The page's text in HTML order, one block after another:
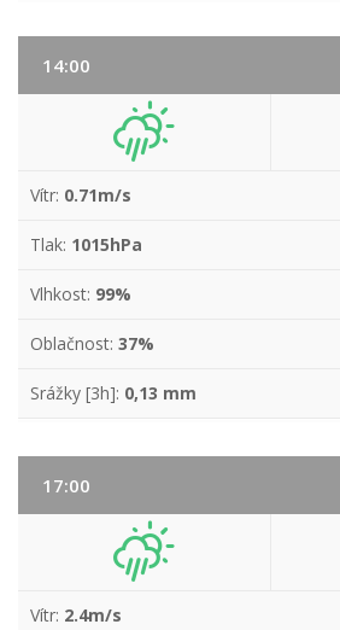
14:00
Vítr: 0.71m/s
Tlak: 1015hPa
Vlhkost: 99%
Oblačnost: 37%
Srážky [3h]: 0,13 mm
17:00
Vítr: 2.4m/s